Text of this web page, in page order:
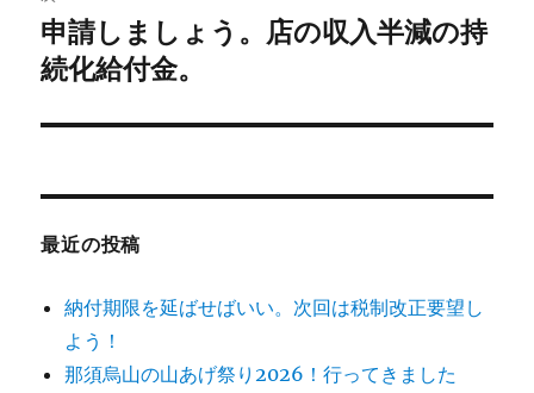
ゲ
ー
シ
ン
次
の
稿:
申請しましょう。店の収入半減の持
続化給付金。
最近の投稿
納付期限を延ばせばいい。次回は税制改正要望し
よう！
那須烏山の山あげ祭り2026！行ってきました